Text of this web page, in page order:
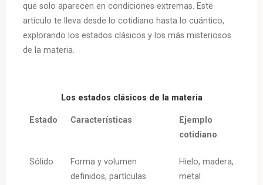
que solo aparecen en condiciones extremas. Este
artículo te lleva desde lo cotidiano hasta lo cuántico,
explorando los estados clásicos y los más misteriosos
de la materia.
Los estados clásicos de la materia
Estado Características
Ejemplo
cotidiano
Sólido
Forma y volumen
definidos, partículas
Hielo, madera,
metal